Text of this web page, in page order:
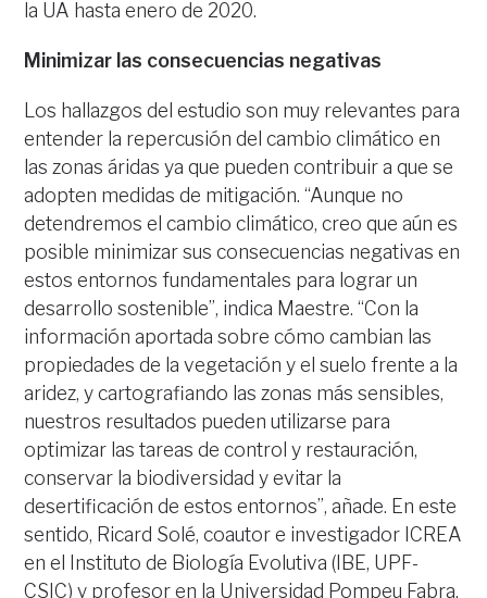
la UA hasta enero de 2020.
Minimizar las consecuencias negativas
Los hallazgos del estudio son muy relevantes para
entender la repercusión del cambio climático en
las zonas áridas ya que pueden contribuir a que se
adopten medidas de mitigación. “Aunque no
detendremos el cambio climático, creo que aún es
posible minimizar sus consecuencias negativas en
estos entornos fundamentales para lograr un
desarrollo sostenible”, indica Maestre. “Con la
información aportada sobre cómo cambian las
propiedades de la vegetación y el suelo frente a la
aridez, y cartografiando las zonas más sensibles,
nuestros resultados pueden utilizarse para
optimizar las tareas de control y restauración,
conservar la biodiversidad y evitar la
desertificación de estos entornos”, añade. En este
sentido, Ricard Solé, coautor e investigador ICREA
en el Instituto de Biología Evolutiva (IBE, UPF-
CSIC) y profesor en la Universidad Pompeu Fabra,